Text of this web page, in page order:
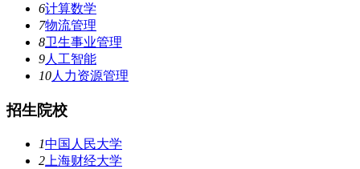
6计算数学
7物流管理
8卫生事业管理
9人工智能
10人力资源管理
招生院校
1中国人民大学
2 上海财经大学